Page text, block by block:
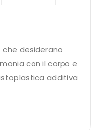
che desiderano
con il corpo e
additiva